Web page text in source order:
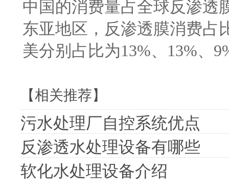
中国的消费量占全球反渗透
东亚地区，反渗透膜消费占
美分别占比为13%、13%、
【相关推荐】
污水处理厂自控系统优点
反渗透水处理设备有哪些
软化水处理设备介绍